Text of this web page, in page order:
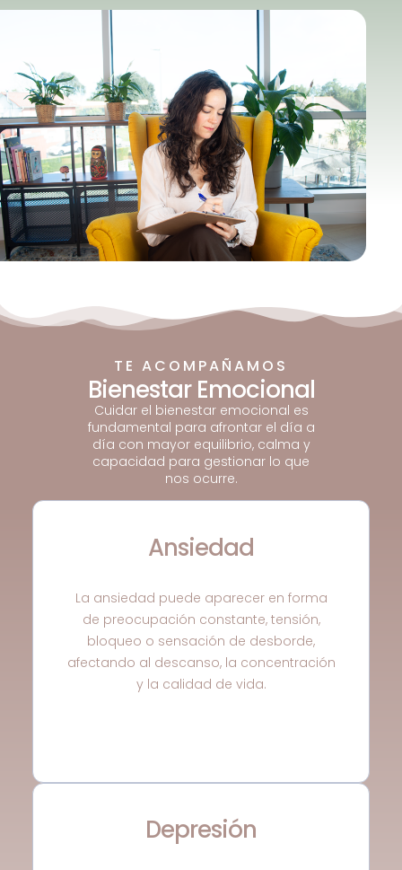
TE ACOMPAÑAMOS
Bienestar Emocional
Cuidar el bienestar emocional es
fundamental para afrontar el día a
día con mayor equilibrio, calma y
capacidad para gestionar lo que
nos ocurre.
Ansiedad
La ansiedad puede aparecer en forma
de preocupación constante, tensión,
bloqueo o sensación de desborde,
afectando al descanso, la concentración
y la calidad de vida.
Depresión